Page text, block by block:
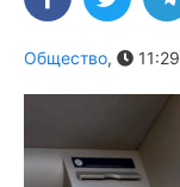
Общество, 11:29